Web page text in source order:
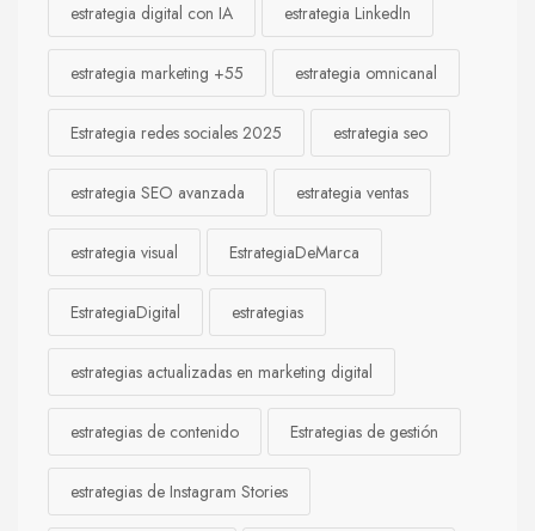
estrategia digital con IA estrategia LinkedIn
estrategia marketing +55 estrategia omnicanal
Estrategia redes sociales 2025 estrategia seo
estrategia SEO avanzada estrategia ventas
estrategia visual EstrategiaDeMarca
EstrategiaDigital estrategias
estrategias actualizadas en marketing digital
estrategias de contenido Estrategias de gestión
estrategias de Instagram Stories